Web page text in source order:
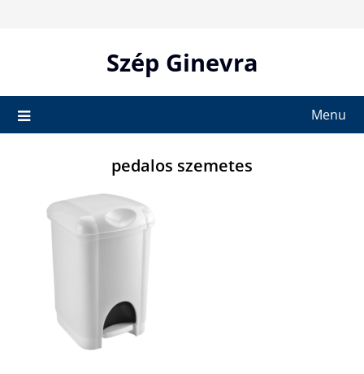
Szép Ginevra
Menu
pedalos szemetes